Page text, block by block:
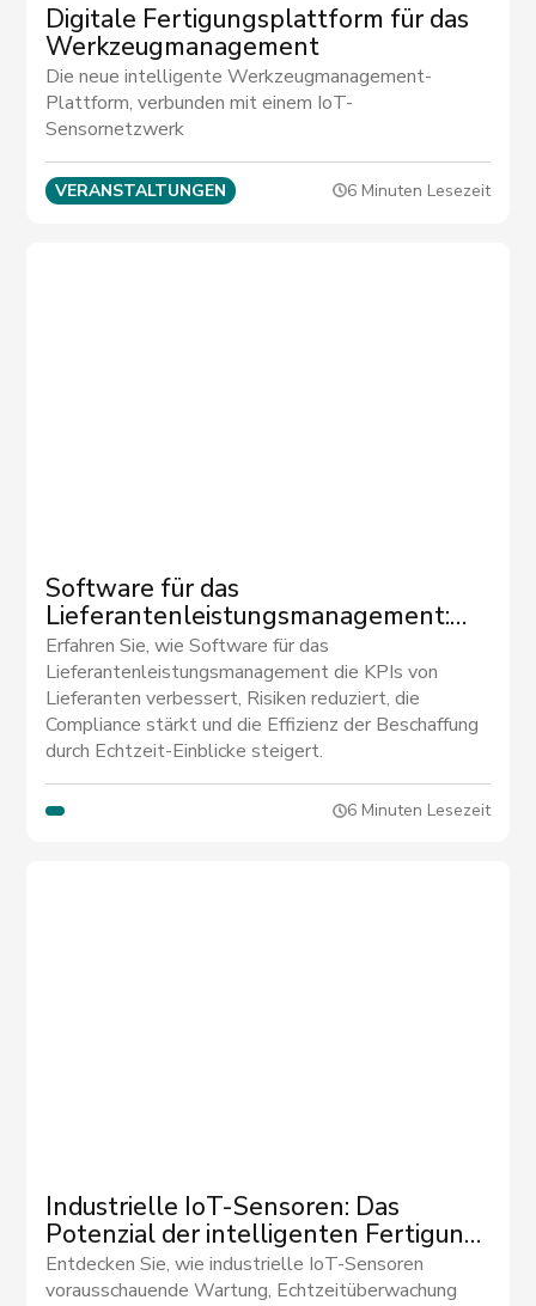
Digitale Fertigungsplattform für das
Werkzeugmanagement
Die neue intelligente Werkzeugmanagement-
Plattform, verbunden mit einem IoT-
Sensornetzwerk
VERANSTALTUNGEN 6 Minuten Lesezeit
Software für das
Lieferantenleistungsmanagement:
Transformation der
Lieferantenbeziehungen durch
datengestützte Erkenntnisse
Erfahren Sie, wie Software für das
Lieferantenleistungsmanagement die KPIs von
Lieferanten verbessert, Risiken reduziert, die
Compliance stärkt und die Effizienz der Beschaffung
durch Echtzeit-Einblicke steigert.
6 Minuten Lesezeit
Industrielle IoT-Sensoren: Das
Potenzial der intelligenten Fertigung
ausschöpfen
Entdecken Sie, wie industrielle IoT-Sensoren
vorausschauende Wartung, Echtzeitüberwachung